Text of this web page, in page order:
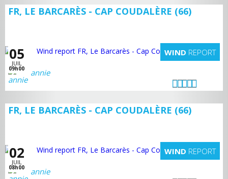
FR, LE BARCARÈS - CAP COUDALÈRE (66)
05
JUIL
09h00
WIND REPORT
annie
FR, LE BARCARÈS - CAP COUDALÈRE (66)
02
JUIL
08h00
WIND REPORT
annie